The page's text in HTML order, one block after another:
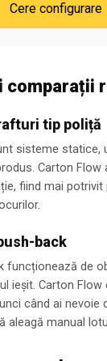
Cere
comparații
tip poliță
sisteme statice,
Carton Flow
fiind mai potrivit
back
funcționează de
ieșit. Carton
când ai nevoie
aleagă manual